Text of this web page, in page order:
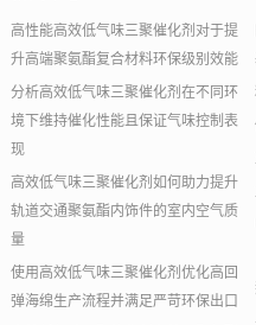
高性能高效低气味三聚催化剂对于提
升高端聚氨酯复合材料环保级别效能
分析高效低气味三聚催化剂在不同环
境下维持催化性能且保证气味控制表
现
高效低气味三聚催化剂如何助力提升
轨道交通聚氨酯内饰件的室内空气质
量
使用高效低气味三聚催化剂优化高回
弹海绵生产流程并满足严苛环保出口